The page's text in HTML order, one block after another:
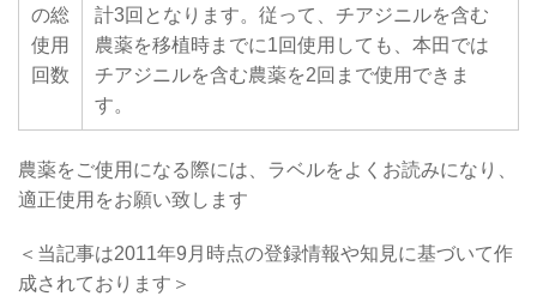
の総
使用
回数
計3回となります。従って、チアジニルを含む
農薬を移植時までに1回使用しても、本田では
チアジニルを含む農薬を2回まで使用できま
す。
農薬をご使用になる際には、ラベルをよくお読みになり、
適正使用をお願い致します
＜当記事は2011年9月時点の登録情報や知見に基づいて作
成されております＞